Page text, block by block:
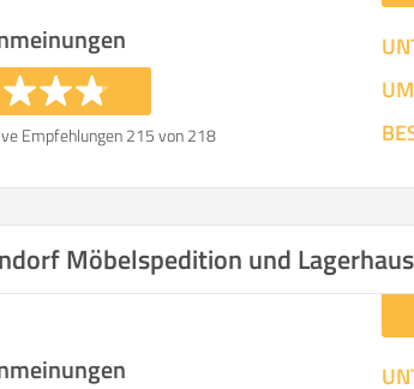
Empfehlungen 215 von 218
Möbelspedition und